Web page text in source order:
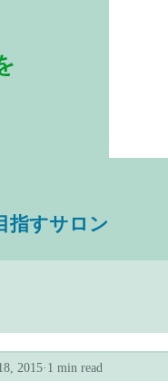
すサロン
2015 1 min read